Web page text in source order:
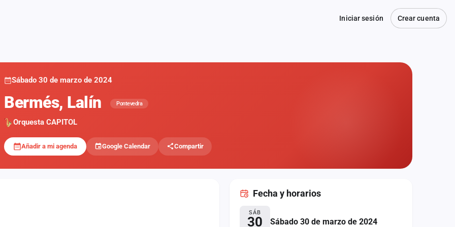
Iniciar sesión Crear cuenta
Sábado 30 de marzo de 2024
Bermés, Lalín Pontevedra
Orquesta CAPITOL
Añadir a mi agenda Google Calendar Compartir
Fecha y horarios
SÁB
30 Sábado 30 de marzo de 2024